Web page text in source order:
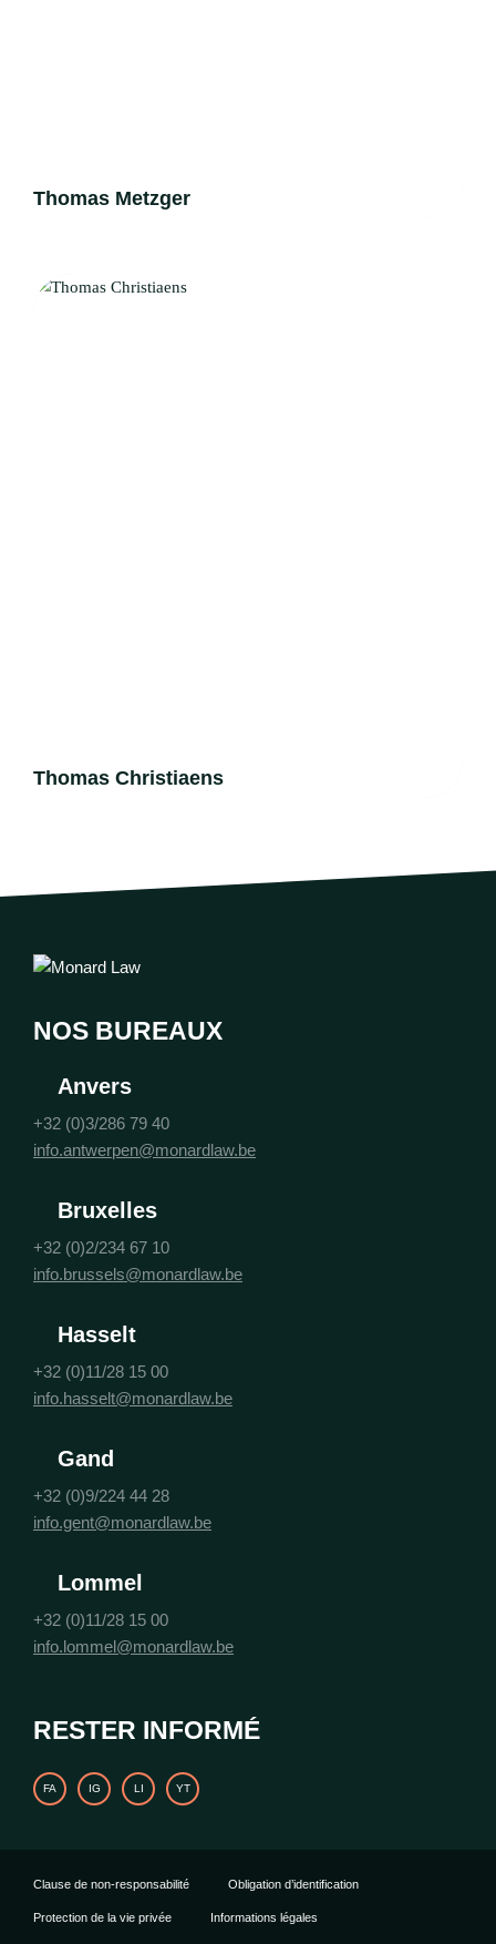
Thomas Metzger
Thomas Christiaens
NOS BUREAUX
Anvers
+32 (0)3/286 79 40
info.antwerpen@monardlaw.be
Bruxelles
+32 (0)2/234 67 10
info.brussels@monardlaw.be
Hasselt
+32 (0)11/28 15 00
info.hasselt@monardlaw.be
Gand
+32 (0)9/224 44 28
info.gent@monardlaw.be
Lommel
+32 (0)11/28 15 00
info.lommel@monardlaw.be
RESTER INFORMÉ
FA IG LI YT
Clause de non-responsabilité Obligation d’identification
Protection de la vie privée Informations légales